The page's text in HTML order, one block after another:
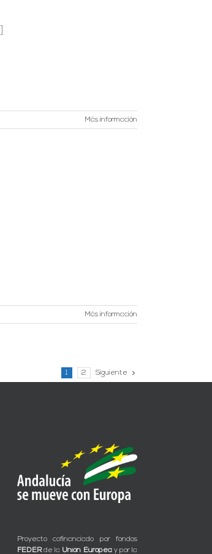
Más información
Más información
1 2 Siguiente
Proyecto cofinanciado por fondos
FEDERde la Unión Europeay por la